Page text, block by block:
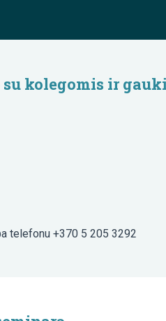
kolegomis ir
telefonu +370 5 205 3292